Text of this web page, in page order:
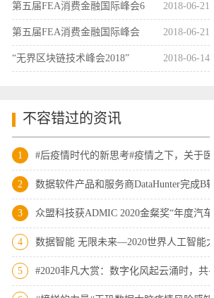
第五届FEA消费金融国际峰会6 2018-06-21
第五届FEA消费金融国际峰会 2018-06-21
“无界区块链技术峰会2018” 2018-06-14
不容错过的资讯
1 #后疫情时代的新思考#疫情之下，关于医
2 数据软件产品和服务商DataHunter完成B轮
3 众盟科技获ADMIC 2020金粲奖“年度汽车
4 数据智能 无限未来—2020世界人工智能大
5 #2020非凡大赏：数字化风起云涌时，共寻